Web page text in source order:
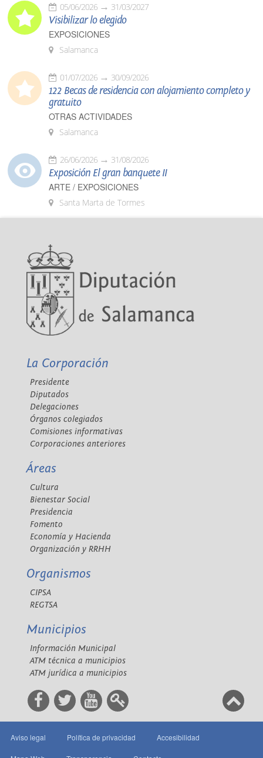
05/06/2026 31/03/2027
Visibilizar lo elegido
EXPOSICIONES
Salamanca
01/07/2026 30/09/2026
122 Becas de residencia con alojamiento completo y
gratuito
OTRAS ACTIVIDADES
Salamanca
26/06/2026 31/08/2026
Exposición El gran banquete II
ARTE / EXPOSICIONES
Santa Marta de Tormes
La Corporación
Presidente
Diputados
Delegaciones
Órganos colegiados
Comisiones informativas
Corporaciones anteriores
Áreas
Cultura
Bienestar Social
Presidencia
Fomento
Economía y Hacienda
Organización y RRHH
Organismos
CIPSA
REGTSA
Municipios
Información Municipal
ATM técnica a municipios
ATM jurídica a municipios
Aviso legal Política de privacidad Accesibilidad